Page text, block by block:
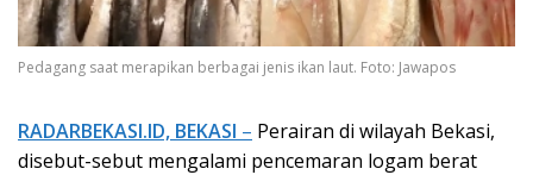
Pedagang saat merapikan berbagai jenis ikan laut. Foto: Jawapos
RADARBEKASI.ID, BEKASI – Perairan di wilayah Bekasi,
disebut-sebut mengalami pencemaran logam berat